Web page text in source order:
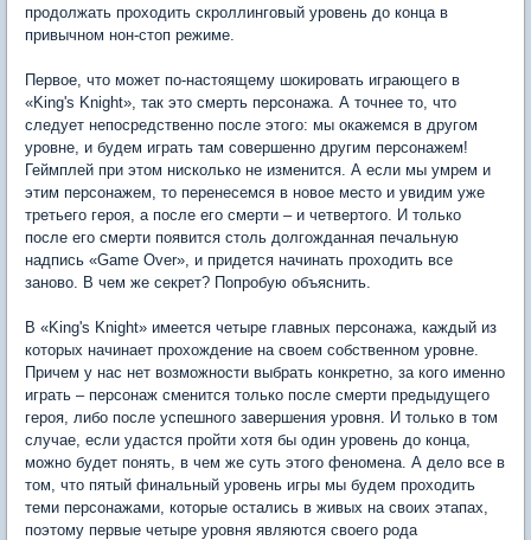
продолжать проходить скроллинговый уровень до конца в
привычном нон-стоп режиме.
Первое, что может по-настоящему шокировать играющего в
«King's Knight», так это смерть персонажа. А точнее то, что
следует непосредственно после этого: мы окажемся в другом
уровне, и будем играть там совершенно другим персонажем!
Геймплей при этом нисколько не изменится. А если мы умрем и
этим персонажем, то перенесемся в новое место и увидим уже
третьего героя, а после его смерти – и четвертого. И только
после его смерти появится столь долгожданная печальную
надпись «Game Over», и придется начинать проходить все
заново. В чем же секрет? Попробую объяснить.
В «King's Knight» имеется четыре главных персонажа, каждый из
которых начинает прохождение на своем собственном уровне.
Причем у нас нет возможности выбрать конкретно, за кого именно
играть – персонаж сменится только после смерти предыдущего
героя, либо после успешного завершения уровня. И только в том
случае, если удастся пройти хотя бы один уровень до конца,
можно будет понять, в чем же суть этого феномена. А дело все в
том, что пятый финальный уровень игры мы будем проходить
теми персонажами, которые остались в живых на своих этапах,
поэтому первые четыре уровня являются своего рода